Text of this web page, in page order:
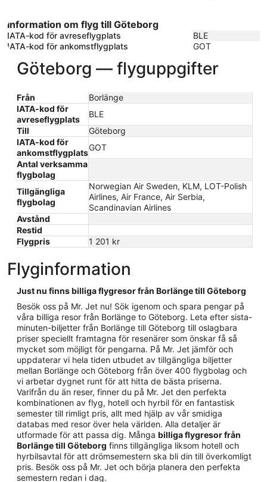
Information om flyg till Göteborg
IATA-kod för avreseflygplats
BLE
IATA-kod för ankomstflygplats
GOT
Göteborg — flyguppgifter
Från
Borlänge
IATA-kod för
avreseflygplats
BLE
Till
Göteborg
IATA-kod för
ankomstflygplats
GOT
Antal verksamma
flygbolag
Tillgängliga
flygbolag
Norwegian Air Sweden, KLM, LOT-Polish
Airlines, Air France, Air Serbia,
Scandinavian Airlines
Avstånd
Restid
Flygpris
1 201 kr
Flyginformation
Just nu finns billiga flygresor från Borlänge till Göteborg
Besök oss på Mr. Jet nu! Sök igenom och spara pengar på
våra billiga resor från Borlänge to Göteborg. Leta efter sista-
minuten-biljetter från Borlänge till Göteborg till oslagbara
priser speciellt framtagna för resenärer som önskar få så
mycket som möjligt för pengarna. På Mr. Jet jämför och
uppdaterar vi hela tiden utbudet av tillgängliga biljetter
mellan Borlänge och Göteborg från över 400 flygbolag och
vi arbetar dygnet runt för att hitta de bästa priserna.
Varifrån du än reser, finner du på Mr. Jet den perfekta
kombinationen av flyg, hotell och hyrbil för en fantastisk
semester till rimligt pris, allt med hjälp av vår smidiga
databas med resor över hela världen. Alla detaljer är
utformade för att passa dig. Många billiga flygresor från
Borlänge till Göteborg finns tillgängliga liksom hotell och
hyrbilsavtal för att drömsemestern ska bli din till överkomligt
pris. Besök oss på Mr. Jet och börja planera den perfekta
semestern redan i dag.